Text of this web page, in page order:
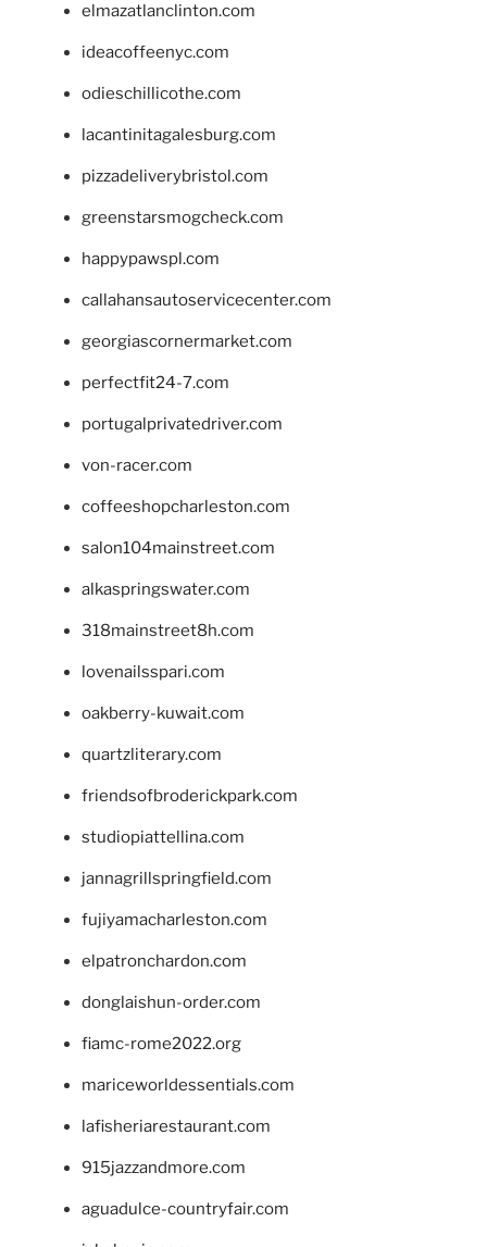
elmazatlanclinton.com
ideacoffeenyc.com
odieschillicothe.com
lacantinitagalesburg.com
pizzadeliverybristol.com
greenstarsmogcheck.com
happypawspl.com
callahansautoservicecenter.com
georgiascornermarket.com
perfectfit24-7.com
portugalprivatedriver.com
von-racer.com
coffeeshopcharleston.com
salon104mainstreet.com
alkaspringswater.com
318mainstreet8h.com
lovenailsspari.com
oakberry-kuwait.com
quartzliterary.com
friendsofbroderickpark.com
studiopiattellina.com
jannagrillspringfield.com
fujiyamacharleston.com
elpatronchardon.com
donglaishun-order.com
fiamc-rome2022.org
mariceworldessentials.com
lafisheriarestaurant.com
915jazzandmore.com
aguadulce-countryfair.com